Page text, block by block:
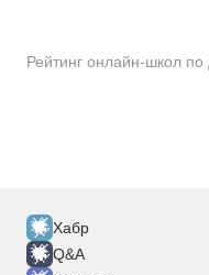
Рейтинг онлайн-школ
Хабр
Q&A